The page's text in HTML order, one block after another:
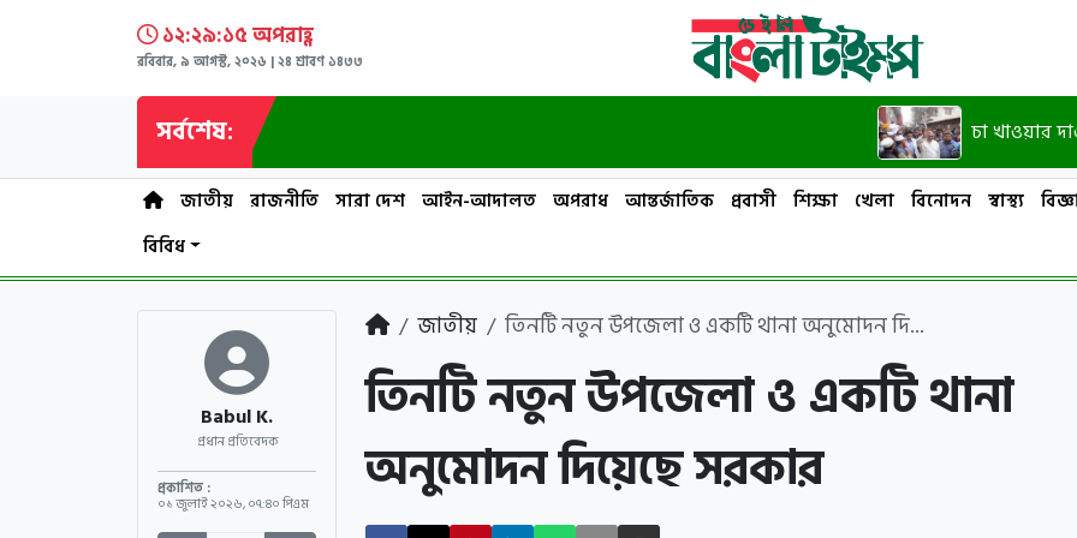
১২:২৯:১৬ অপরাহ্ণ
রবিবার, ৯ আগস্ট, ২০২৬ | ২৪ শ্রাবণ ১৪৩৩
সর্বশেষ: চা খাওয়ার দাওয়াত
জাতীয় রাজনীতি সারা দেশ আইন-আদালত অপরাধ আন্তর্জাতিক প্রবাসী শিক্ষা খেলা বিনোদন স্বাস্থ্য
বিবিধ
Babul K.
প্রধান প্রতিবেদক
প্রকাশিত :
০১ জুলাই ২০২৬,০৭:৪০ পিএম
জাতীয় তিনটি নতুন উপজেলা ও একটি থানা অনুমোদন দি...
তিনটি নতুন উপজেলা ও একটি থানা
অনুমোদন দিয়েছে সরকার